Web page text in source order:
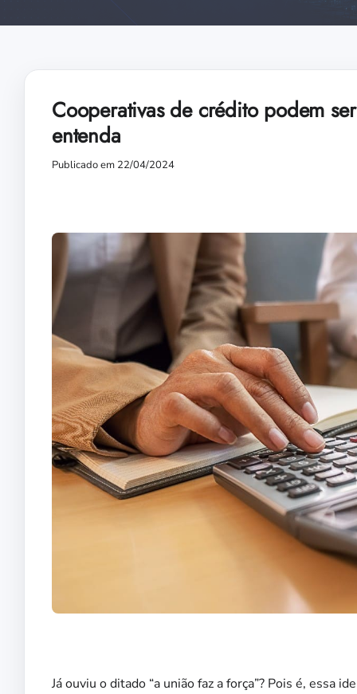
Cooperativas de crédito podem
entenda
Publicado em 22/04/2024
Já ouviu o ditado “a união faz a força”? Pois é, essa